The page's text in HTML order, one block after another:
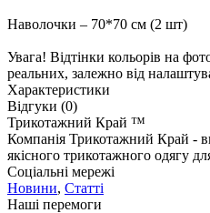
Наволочки – 70*70 см (2 шт)
Увага! Відтінки кольорів на
реальних, залежно від
Характеристики
Відгуки (0)
Трикотажний Край ™
Компанія Трикотажний Край -
якісного трикотажного одягу
Соціальні мережі
Новини, Статті
Наші перемоги